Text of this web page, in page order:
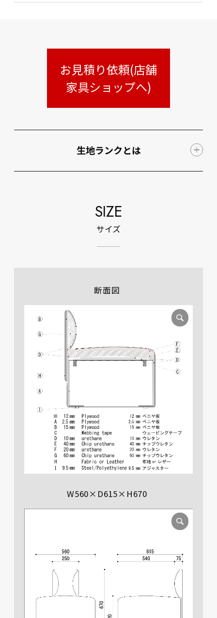
お見積り依頼(店舗
家具ショップへ)
生地ランクとは
SIZE
サイズ
断面図
W560×D615×H670